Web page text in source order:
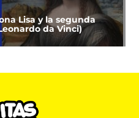
Lisa y la segunda
da Vinci)